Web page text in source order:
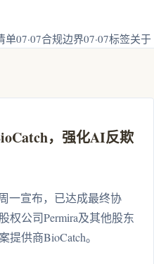
单07·07合规边界07·07标签关于
，强化AI反欺
一宣布，已达成最终协
权公司Permira及其他股东
供商BioCatch。